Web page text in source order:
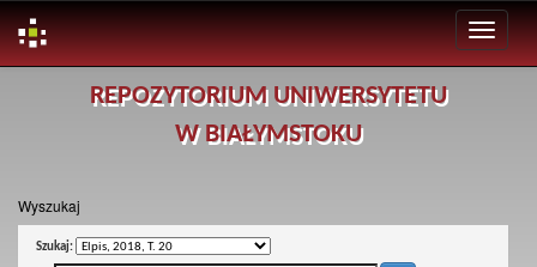
REPOZYTORIUM UNIWERSYTETU
W BIAŁYMSTOKU
Wyszukaj
Szukaj: